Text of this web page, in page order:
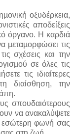
οξυδέρκεια,
αποδείξεις
όργανο. Η καρδιά
µεταµορφώσει τις
σχέσεις και την
σε όλες τις
τις ιδιαίτερες
διαίσθηση, την
σπουδαιότερους
να ανακαλύψετε
εσώτερη φωνή σας